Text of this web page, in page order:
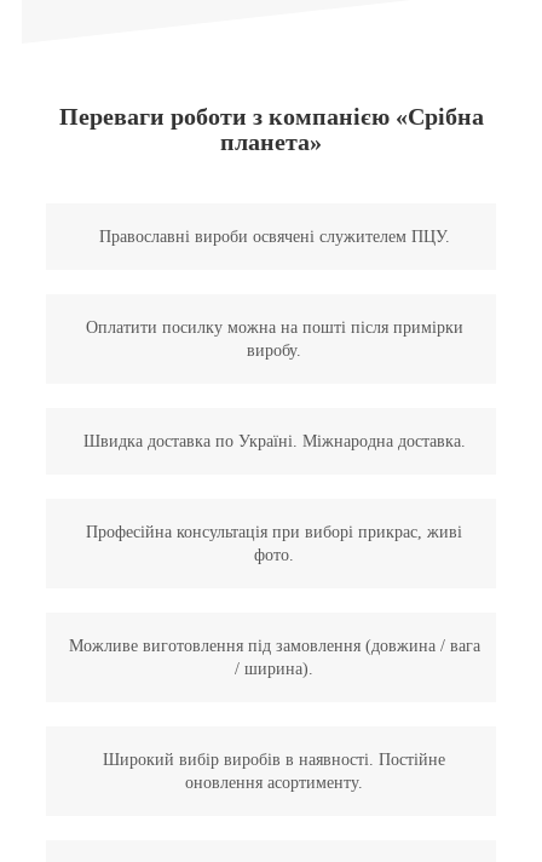
Переваги роботи з компанією «Срібна
планета»
Православні вироби освячені служителем ПЦУ.
Оплатити посилку можна на пошті після примірки
виробу.
Швидка доставка по Україні. Міжнародна доставка.
Професійна консультація при виборі прикрас, живі
фото.
Можливе виготовлення під замовлення (довжина / вага
/ ширина).
Широкий вибір виробів в наявності. Постійне
оновлення асортименту.